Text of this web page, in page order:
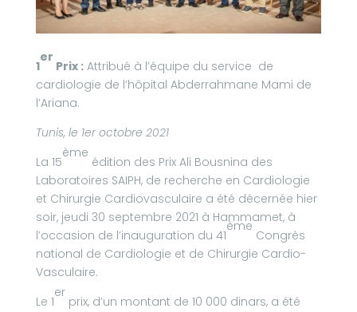
1
er
Prix :Attribué à l’équipe du service de
cardiologie de l’hôpital Abderrahmane Mami de
l’Ariana.
Tunis, le 1er octobre 2021
La 15
ème
édition des Prix Ali Bousnina des
Laboratoires SAIPH, de recherche en Cardiologie
et Chirurgie Cardiovasculaire a été décernée hier
soir, jeudi 30 septembre 2021 à Hammamet, à
l’occasion de l’inauguration du 41
ème
Congrès
national de Cardiologie et de Chirurgie Cardio-
Vasculaire.
Le 1
er
prix, d’un montant de 10 000 dinars, a été